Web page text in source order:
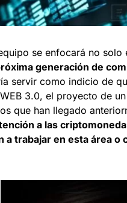
se enfocará no solo
generación de
servir como indicio de
3.0, el proyecto de
que han llegado
a las
a trabajar en esta área o